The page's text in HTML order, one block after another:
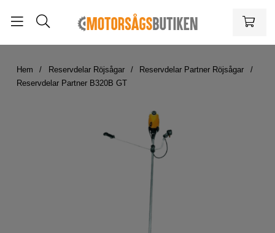
Hem Reservdelar Röjsågar
Reservdelar Partner Röjsågar
Reservdelar Partner B320B GT